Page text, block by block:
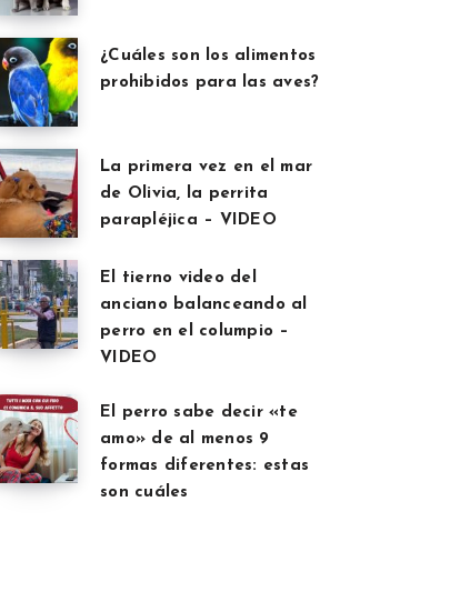
¿Cuáles son los alimentos
prohibidos para las aves?
La primera vez en el mar
de Olivia, la perrita
parapléjica – VIDEO
El tierno video del
anciano balanceando al
perro en el columpio –
VIDEO
El perro sabe decir «te
amo» de al menos 9
formas diferentes: estas
son cuáles